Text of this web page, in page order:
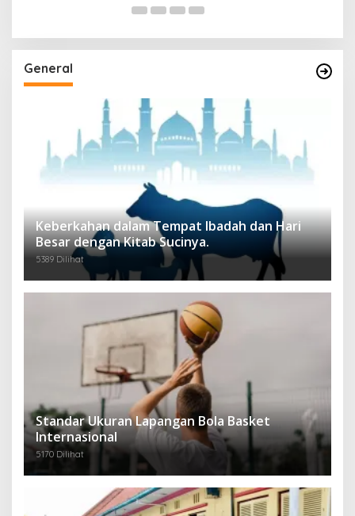
General
Keberkahan dalam Tempat Ibadah dan Hari
Besar dengan Kitab Sucinya.
5389 Dilihat
Standar Ukuran Lapangan Bola Basket
Internasional
5170 Dilihat